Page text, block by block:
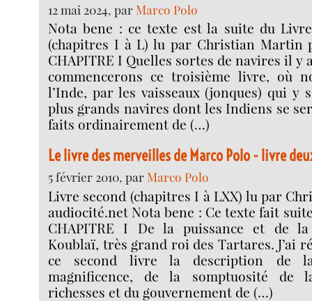
12 mai 2024, parMarco Polo
Nota bene : ce texte est la suite du
(chapitres I à L) lu par Christian Martin
CHAPITRE I Quelles sortes de navires il y
commencerons ce troisième livre, où
l’Inde, par les vaisseaux (jonques) qui y
plus grands navires dont les Indiens se
faits ordinairement de (…)
Le livre des merveilles de Marco Polo - livre
5 février 2010, parMarco Polo
Livre second (chapitres I à LXX) lu par
audiocité.net Nota bene : Ce texte fait
CHAPITRE I De la puissance et de la
Koublaï, très grand roi des Tartares. J’ai
ce second livre la description de
magnificence, de la somptuosité de
richesses et du gouvernement de (…)